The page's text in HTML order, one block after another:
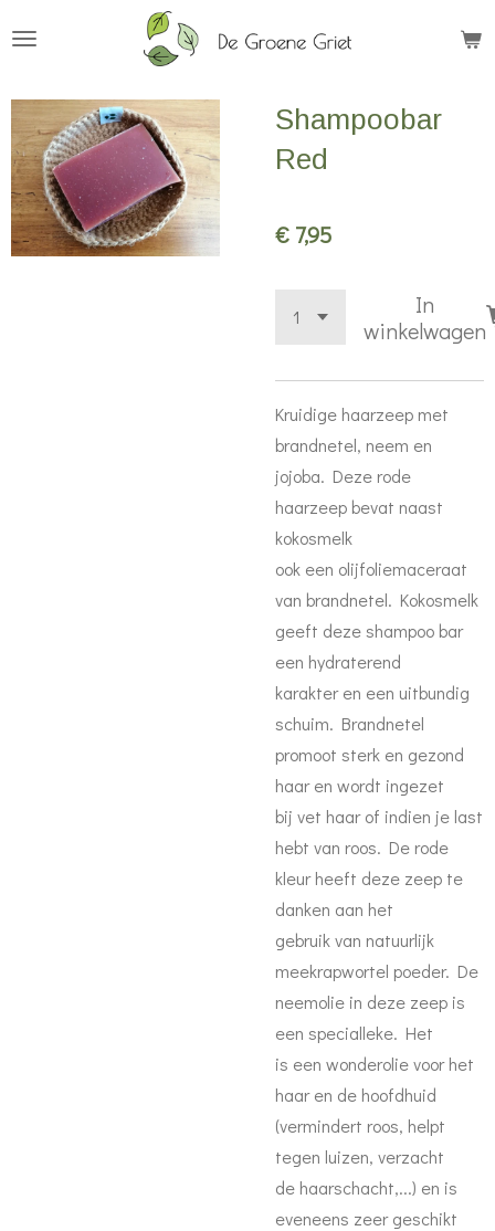
de
hoofdinhoud
Shampoobar
Red
€ 7,95
In
winkelwagen
Kruidige haarzeep met
brandnetel, neem en
jojoba. Deze rode
haarzeep bevat naast
kokosmelk
ook een olijfoliemaceraat
van brandnetel. Kokosmelk
geeft deze shampoo bar
een hydraterend
karakter en een uitbundig
schuim. Brandnetel
promoot sterk en gezond
haar en wordt ingezet
bij vet haar of indien je last
hebt van roos. De rode
kleur heeft deze zeep te
danken aan het
gebruik van natuurlijk
meekrapwortel poeder. De
neemolie in deze zeep is
een specialleke. Het
is een wonderolie voor het
haar en de hoofdhuid
(vermindert roos, helpt
tegen luizen, verzacht
de haarschacht,...) en is
eveneens zeer geschikt